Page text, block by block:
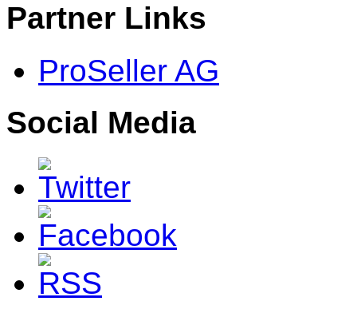
Partner Links
ProSeller AG
Social Media